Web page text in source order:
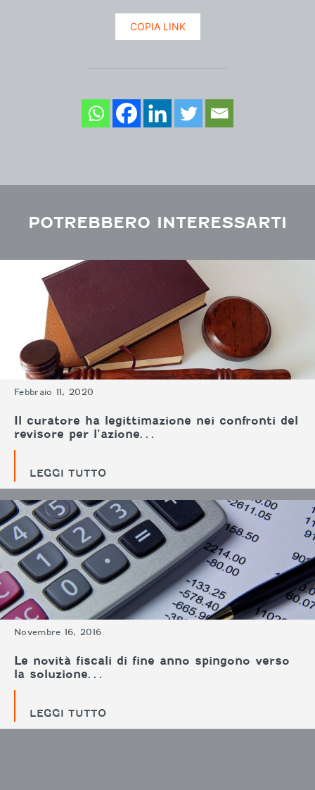
COPIA LINK
POTREBBERO INTERESSARTI
Febbraio 11, 2020
Il curatore ha legittimazione nei confronti del
revisore per l’azione…
LEGGI TUTTO
Novembre 16, 2016
Le novità fiscali di fine anno spingono verso
la soluzione…
LEGGI TUTTO